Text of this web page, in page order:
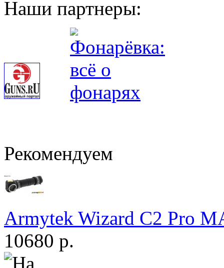
Наши партнеры:
Рекомендуем
Armytek Wizard С2 Pro
10680 р.